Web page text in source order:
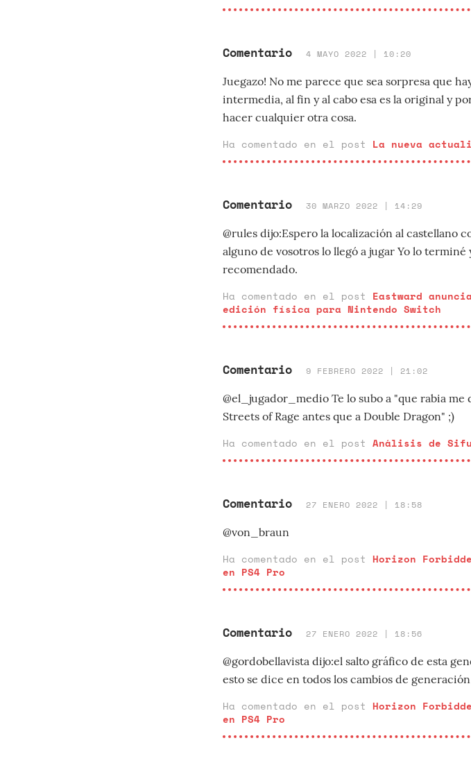
Comentario 4 MAYO 2022 | 10:20
Juegazo! No me parece que sea sorpresa que
intermedia, al fin y al cabo esa es la original y
hacer cualquier otra cosa.
Ha comentado en el post La nueva
Comentario 30 MARZO 2022 | 14:29
@rules dijo:Espero la localización al castellano
alguno de vosotros lo llegó a jugar Yo lo
recomendado.
Ha comentado en el post Eastward
edición física para Nintendo Switch
Comentario 9 FEBRERO 2022 | 21:02
@el_jugador_medio Te lo subo a "que rabia
Streets of Rage antes que a Double Dragon" ;)
Ha comentado en el post Análisis de Sifu
Comentario 27 ENERO 2022 | 18:58
@von_braun
Ha comentado en el post Horizon
en PS4 Pro
Comentario 27 ENERO 2022 | 18:56
@gordobellavista dijo:el salto gráfico de esta
esto se dice en todos los cambios de
Ha comentado en el post Horizon
en PS4 Pro